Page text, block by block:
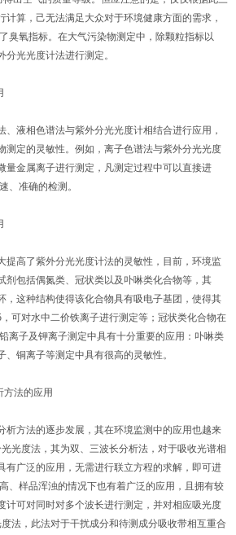
计算，己无法满足大众对于环境健康方面的需求，
臭氧指标。在大气污染物测定中，除颗粒指标以
光光度计法进行测定。
、液相色谱法与紫外分光光度计相结合进行应用，
测定的灵敏性。例如，离子色谱法与紫外分光光度
量金属离子进行测定，凡测定过程中可以直接进
、准确的检测。
提高了紫外分光光度计法的灵敏性，目前，环境监
剂包括偶氮类、冠状类以及卟啉类化合物等，其
，这种结构使得该化合物具有吸电子基团，使得其
可对水中二价铁离子进行测定等；冠状类化合物在
离子及钾离子测定中具有十分重要的应用：卟啉类
铜离子等测定中具有很高的灵敏性。
方法的应用
析方法的逐步发展，其在环境监测中的应用也越来
光度法，其为双、三波长分析法，对于吸收光谱相
有广泛的应用，无需进行联立方程的求解，即可进
、样品浑浊的情况下也有着广泛的应用，且拥有较
计可对同时对多个波长进行测定，并对相应吸光度
法，此法对于干扰成分和待测成分吸收带相互重合